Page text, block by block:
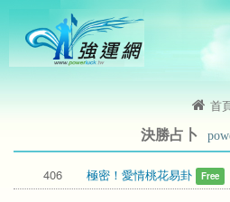
首
決勝占卜
406 極密！愛情桃花易卦 Free